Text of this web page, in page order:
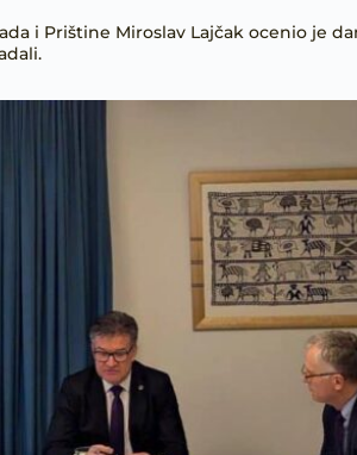
i Prištine Miroslav Lajčak ocenio je